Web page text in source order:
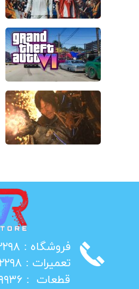
​فروشگاه : ۰۲۶۳۲۲۲۲۲۹۸
​تعمیرات : ۰۲۶۳۲۲۰۲۲۹۸
​قطعات : ۰۲۱۳۶۳۴۹۹۳۶